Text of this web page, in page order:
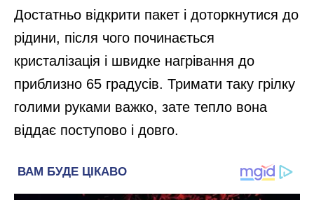
Достатньо відкрити пакет і доторкнутися до
рідини, після чого починається
кристалізація і швидке нагрівання до
приблизно 65 градусів. Тримати таку грілку
голими руками важко, зате тепло вона
віддає поступово і довго.